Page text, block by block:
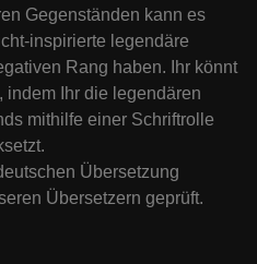
Gegenständen kann es
inspirierte legendäre
Rang haben. Ihr könnt
indem Ihr die legendären
mithilfe einer Schriftrolle
Übersetzung
Übersetzern geprüft.